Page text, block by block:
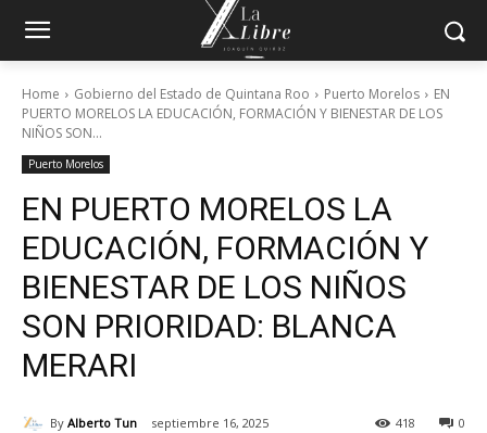
Home Gobierno del Estado de Quintana Roo Puerto Morelos
EN
PUERTO MORELOS LA EDUCACIÓN, FORMACIÓN Y BIENESTAR DE LOS
NIÑOS SON...
Puerto Morelos
EN PUERTO MORELOS LA
EDUCACIÓN, FORMACIÓN Y
BIENESTAR DE LOS NIÑOS
SON PRIORIDAD: BLANCA
MERARI
By Alberto Tun septiembre 16, 2025 0
418